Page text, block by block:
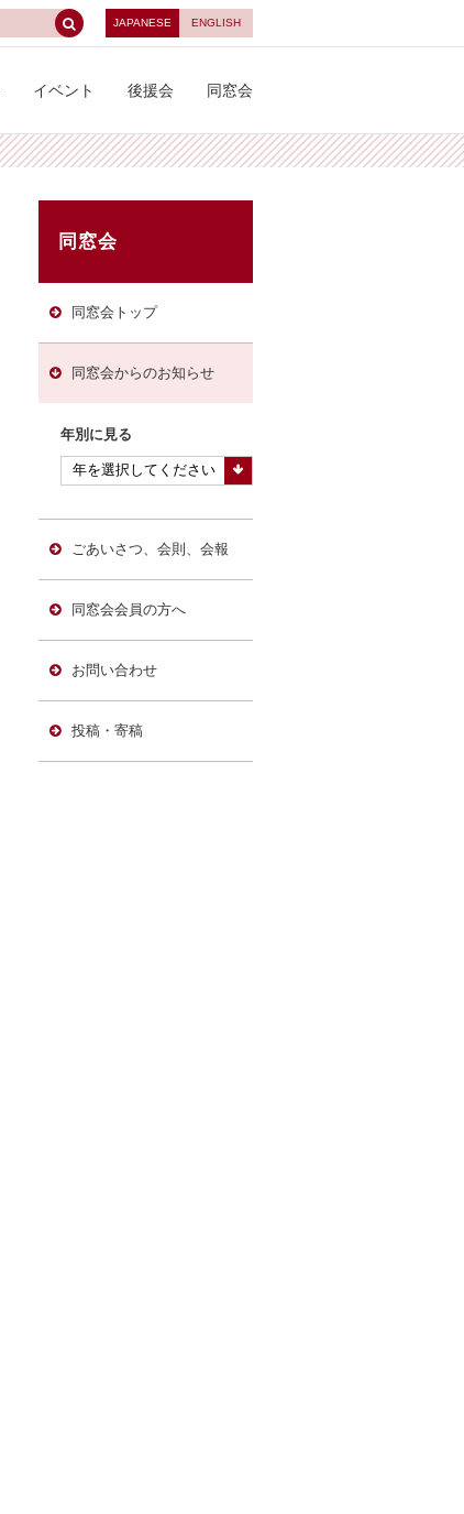
JAPANESE ENGLISH
イベント 後援会 同窓会
同窓会
同窓会トップ
同窓会からのお知らせ
年別に見る
ごあいさつ、会則、会報
同窓会会員の方へ
お問い合わせ
投稿・寄稿